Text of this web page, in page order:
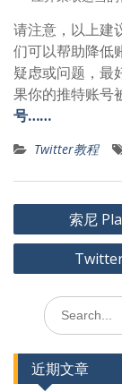
请注意，以上建
们可以帮助降低
疑虑或问题，最
果你的推特账号
号……
Twitter教程
文
章
索尼
Search
for:
近期文章